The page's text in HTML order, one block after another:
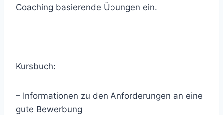
Coaching basierende Übungen ein.
Kursbuch:
– Informationen zu den Anforderungen an eine
gute Bewerbung